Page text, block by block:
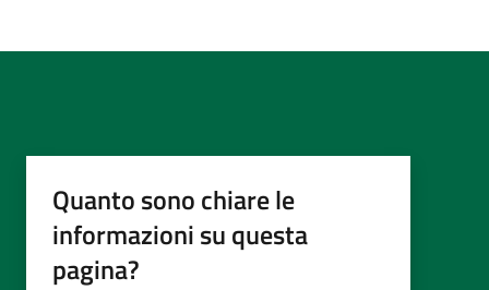
Quanto sono chiare le
informazioni su questa
pagina?